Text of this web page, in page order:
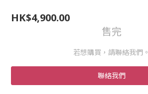
HK$4,900.00
售完
若想購買，請聯絡我們。
聯絡我們